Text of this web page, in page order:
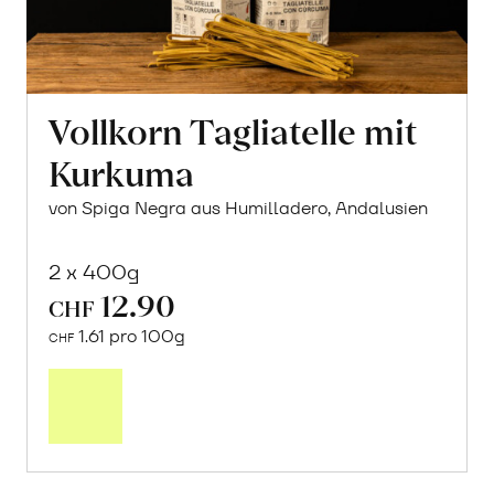
Vollkorn Tagliatelle mit
Kurkuma
von Spiga Negra aus Humilladero, Andalusien
2 x 400g
CHF 12.90
CHF 1.61 pro 100g